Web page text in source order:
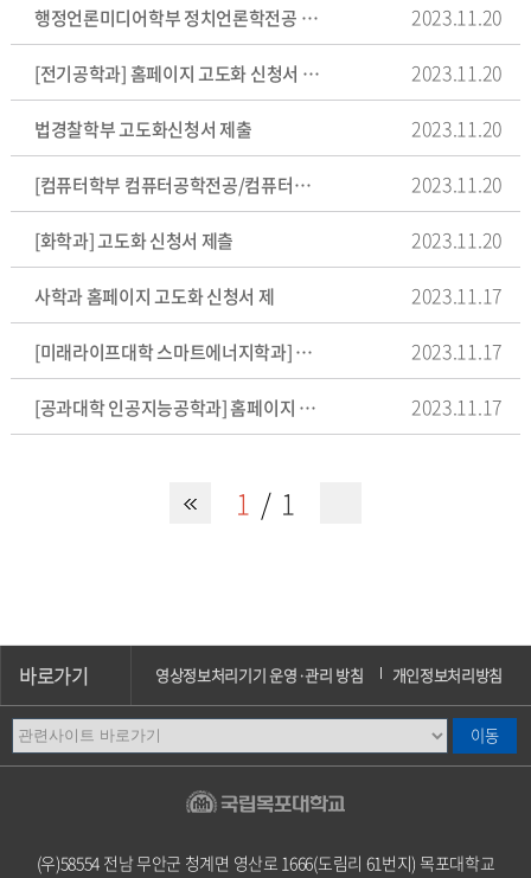
행정언론미디어학부 정치언론학전공 홈페이지 고도화 기존 유지 2023.11.20
[전기공학과] 홈페이지 고도화 신청서 제출_수정 2023.11.20
법경찰학부 고도화신청서 제출 2023.11.20
[컴퓨터학부 컴퓨터공학전공/컴퓨터공학과] 홈페이지 고도화 신청서 제출 2023.11.20
[화학과] 고도화 신청서 제츨 2023.11.20
사학과 홈페이지 고도화 신청서 제 2023.11.17
[미래라이프대학 스마트에너지학과] 홈페이지 개선사항 2023.11.17
[공과대학 인공지능공학과] 홈페이지 개선사항 2023.11.17
1 1
바로가기 영상정보처리기기 운영·관리 방침 개인정보처리방침
이메일무단수집거부 캠퍼스안내
(우)58554 전남 무안군 청계면 영산로 1666(도림리 61번지) 목포대학교